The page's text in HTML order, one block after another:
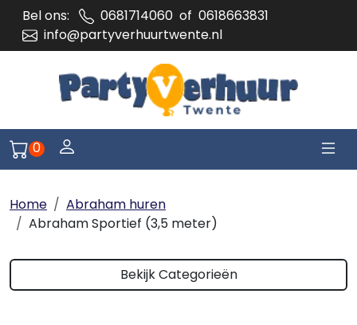
Bel ons: 0681714060 of 0618663831
info@partyverhuurtwente.nl
Naar winkelwagen pagina
0 Log je in of meld je aan
Home
Abraham huren
Abraham Sportief (3,5 meter)
Bekijk Categorieën